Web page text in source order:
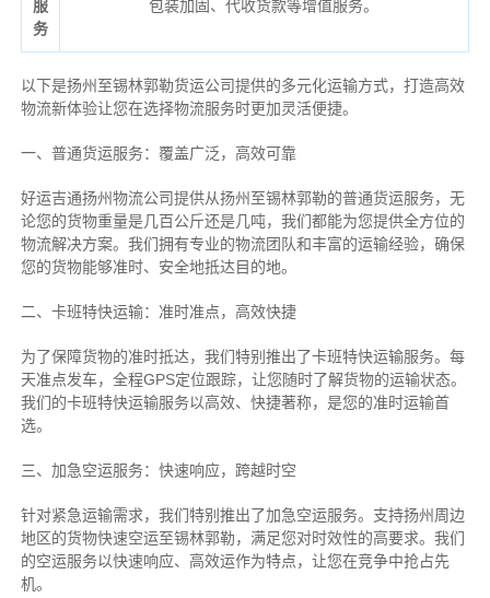
服
务
包装加固、代收货款等增值服务。
以下是扬州至锡林郭勒货运公司提供的多元化运输方式，打造高效
物流新体验让您在选择物流服务时更加灵活便捷。
一、普通货运服务：覆盖广泛，高效可靠
好运吉通扬州物流公司提供从扬州至锡林郭勒的普通货运服务，无
论您的货物重量是几百公斤还是几吨，我们都能为您提供全方位的
物流解决方案。我们拥有专业的物流团队和丰富的运输经验，确保
您的货物能够准时、安全地抵达目的地。
二、卡班特快运输：准时准点，高效快捷
为了保障货物的准时抵达，我们特别推出了卡班特快运输服务。每
天准点发车，全程GPS定位跟踪，让您随时了解货物的运输状态。
我们的卡班特快运输服务以高效、快捷著称，是您的准时运输首
选。
三、加急空运服务：快速响应，跨越时空
针对紧急运输需求，我们特别推出了加急空运服务。支持扬州周边
地区的货物快速空运至锡林郭勒，满足您对时效性的高要求。我们
的空运服务以快速响应、高效运作为特点，让您在竞争中抢占先
机。